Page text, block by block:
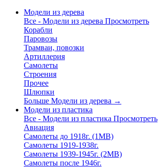
Модели из дерева
Все - Модели из дерева Просмотреть
Корабли
Паровозы
Трамваи, повозки
Артиллерия
Самолеты
Строения
Прочее
Шлюпки
Больше Модели из дерева →
Модели из пластика
Все - Модели из пластика Просмотреть
Авиация
Самолеты до 1918г. (1МВ)
Самолеты 1919-1938г.
Самолеты 1939-1945г. (2МВ)
Самолеты после 1946г.